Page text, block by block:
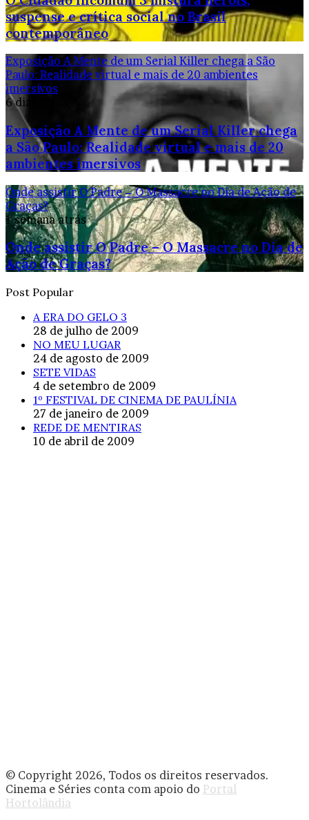
suspense e crítica social no Brasil
contemporâneo
Exposição A Mente de um Serial Killer chega a São
Paulo: Realidade virtual e mais de 20 ambientes
imersivos
6 dias atrás
Exposição A Mente de um Serial Killer chega
a São Paulo: Realidade virtual e mais de 20
ambientes imersivos
Onde assistir O Padre – O Massacre no Dia de Ação de
Graças?
1 semana atrás
Onde assistir O Padre – O Massacre no Dia de
Ação de Graças?
Post Popular
A ERA DO GELO 3
28 de julho de 2009
NO MEU LUGAR
24 de agosto de 2009
SETE VIDAS
4 de setembro de 2009
1º FESTIVAL DE CINEMA DE PAULÍNIA
27 de janeiro de 2009
REDE DE MENTIRAS
10 de abril de 2009
© Copyright 2026, Todos os direitos reservados.
Cinema e Séries conta com apoio do Portal
Hortolândia